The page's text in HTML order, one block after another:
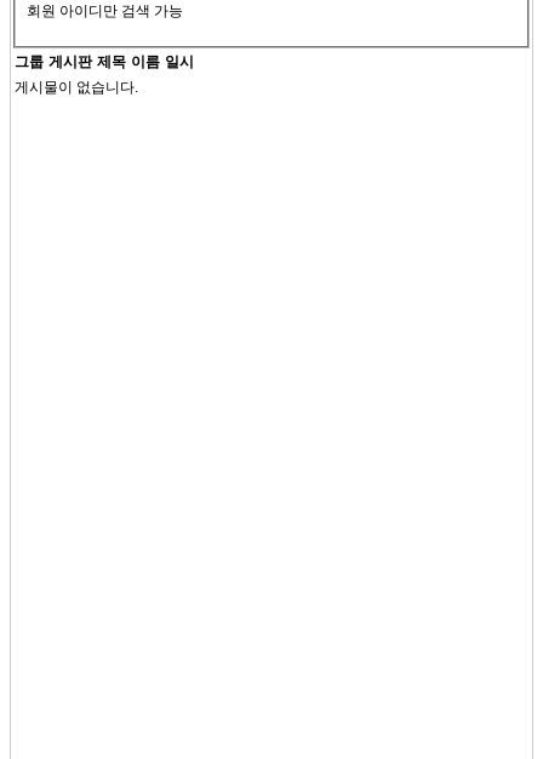
회원 아이디만 검색 가능
그룹 게시판 제목 이름 일시
게시물이 없습니다.